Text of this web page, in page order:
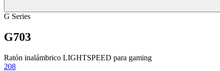
G Series
G703
Ratón inalámbrico LIGHTSPEED para gaming
208